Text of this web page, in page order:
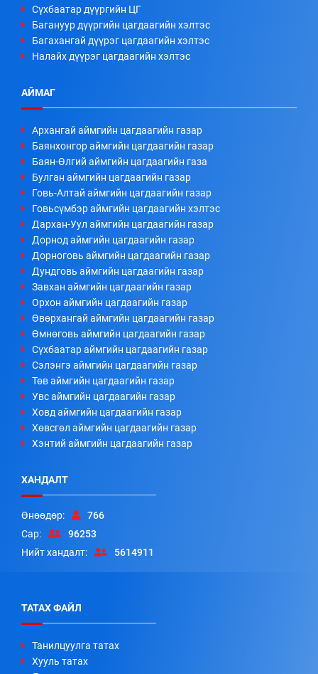
Сүхбаатар дүүргийн ЦГ
Багануур дүүргийн цагдаагийн хэлтэс
Багахангай дүүрэг цагдаагийн хэлтэс
Налайх дүүрэг цагдаагийн хэлтэс
АЙМАГ
Архангай аймгийн цагдаагийн газар
Баянхонгор аймгийн цагдаагийн газар
Баян-Өлгий аймгийн цагдаагийн газа
Булган аймгийн цагдаагийн газар
Говь-Алтай аймгийн цагдаагийн газар
Говьсүмбэр аймгийн цагдаагийн хэлтэс
Дархан-Уул аймгийн цагдаагийн газар
Дорнод аймгийн цагдаагийн газар
Дорноговь аймгийн цагдаагийн газар
Дундговь аймгийн цагдаагийн газар
Завхан аймгийн цагдаагийн газар
Орхон аймгийн цагдаагийн газар
Өвөрхангай аймгийн цагдаагийн газар
Өмнөговь аймгийн цагдаагийн газар
Сүхбаатар аймгийн цагдаагийн газар
Сэлэнгэ аймгийн цагдаагийн газар
Төв аймгийн цагдаагийн газар
Увс аймгийн цагдаагийн газар
Ховд аймгийн цагдаагийн газар
Хөвсгөл аймгийн цагдаагийн газар
Хэнтий аймгийн цагдаагийн газар
ХАНДАЛТ
Өнөөдөр:
766
Сар:
96253
Нийт хандалт:
5614911
ТАТАХ ФАЙЛ
Танилцуулга татах
Хууль татах